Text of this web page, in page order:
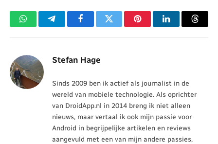
WhatsAppTelegramFacebookTwitter PinterestLinkedIn
Stefan Hage
Sinds 2009 ben ik actief als journalist in de
wereld van mobiele technologie. Als oprichter
van DroidApp.nl in 2014 breng ik niet alleen
nieuws, maar vertaal ik ook mijn passie voor
Android in begrijpelijke artikelen en reviews
aangevuld met een van mijn andere passies,